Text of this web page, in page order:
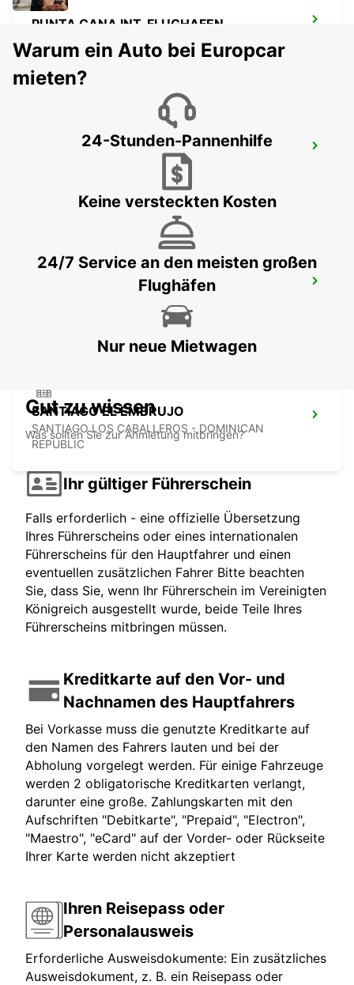
PUNTA CANA INT. FLUGHAFEN
PUNTA CANA - DOMINICAN REPUBLIC
PUNTA CANA INT. FLUGHAFEN
BAVARO - DOMINICAN REPUBLIC
SANTIAGO DEL CIBAO INT. FLUGHAFEN
SANTIAGO DE LOS CABALEROS - DOMINICAN
SANTIAGO EL EMBRUJO
SANTIAGO LOS CABALLEROS - DOMINICAN
REPUBLIC
Warum ein Auto bei Europcar
mieten?
24-Stunden-Pannenhilfe
Keine versteckten Kosten
24/7 Service an den meisten großen
Flughäfen
Nur neue Mietwagen
Gut zu wissen
Was sollten Sie zur Anmietung mitbringen?
Ihr gültiger Führerschein
Falls erforderlich - eine offizielle Übersetzung
Ihres Führerscheins oder eines internationalen
Führerscheins für den Hauptfahrer und einen
eventuellen zusätzlichen Fahrer Bitte beachten
Sie, dass Sie, wenn Ihr Führerschein im Vereinigten
Königreich ausgestellt wurde, beide Teile Ihres
Führerscheins mitbringen müssen.
Kreditkarte auf den Vor- und
Nachnamen des Hauptfahrers
Bei Vorkasse muss die genutzte Kreditkarte auf
den Namen des Fahrers lauten und bei der
Abholung vorgelegt werden. Für einige Fahrzeuge
werden 2 obligatorische Kreditkarten verlangt,
darunter eine große. Zahlungskarten mit den
Aufschriften "Debitkarte", "Prepaid", "Electron",
"Maestro", "eCard" auf der Vorder- oder Rückseite
Ihrer Karte werden nicht akzeptiert
Ihren Reisepass oder
Personalausweis
Erforderliche Ausweisdokumente: Ein zusätzliches
Ausweisdokument, z. B. ein Reisepass oder